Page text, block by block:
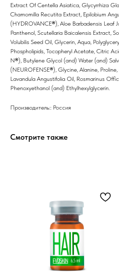
Extract Of Centella Asiatica, Glycyrrhiza
Chamomilla Recutita Extract, Epilobium
(HYDROVANCE®), Aloe Barbadensis Leaf
Panthenol, Scutellaria Baicalensis Extract,
Volubilis Seed Oil, Glycerin, Aqua,
Phospholipids, Tocopheryl Acetate, Citric
N®), Butylene Glycol (and) Water (and)
(NEUROFENSE®), Glycine, Alanine,
Lavandula Angustifolia Oil, Rosmarinus
Phenoxyethanol (and) Ethylhexylglycerin.
Производитель:: Россия
Смотрите также
8 (982) 297 07 97
Доставка